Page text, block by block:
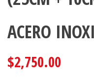
ACERO
$2,750.00